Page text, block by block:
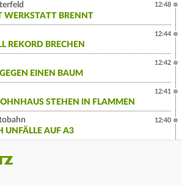
WERKSTATT BRENNT
12:48
REKORD BRECHEN
12:44
EINEN BAUM
12:42
STEHEN IN FLAMMEN
12:41
UNFÄLLE AUF A3
12:40